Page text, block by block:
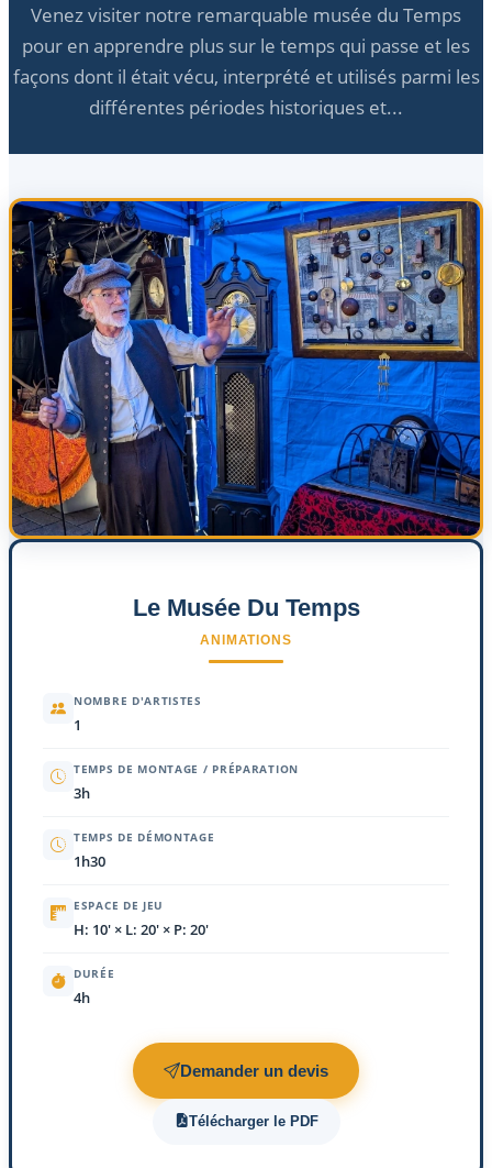
Venez visiter notre remarquable musée du Temps
pour en apprendre plus sur le temps qui passe et les
façons dont il était vécu, interprété et utilisés parmi les
différentes périodes historiques et...
Le Musée Du Temps
ANIMATIONS
NOMBRE D'ARTISTES
1
TEMPS DE MONTAGE / PRÉPARATION
3h
TEMPS DE DÉMONTAGE
1h30
ESPACE DE JEU
H: 10' × L: 20' × P: 20'
DURÉE
4h
Demander un devis
Télécharger le PDF